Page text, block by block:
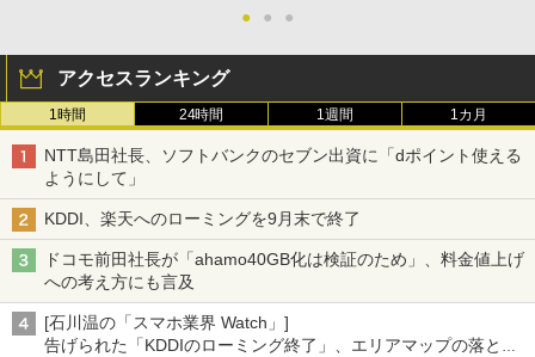
● ● ●
アクセスランキング
1時間 24時間 1週間 1カ月
NTT島田社長、ソフトバンクのセブン出資に「dポイント使える
ようにして」
KDDI、楽天へのローミングを9月末で終了
ドコモ前田社長が「ahamo40GB化は検証のため」、料金値上げ
への考え方にも言及
[石川温の「スマホ業界 Watch」]
告げられた「KDDIのローミング終了」、エリアマップの落とし